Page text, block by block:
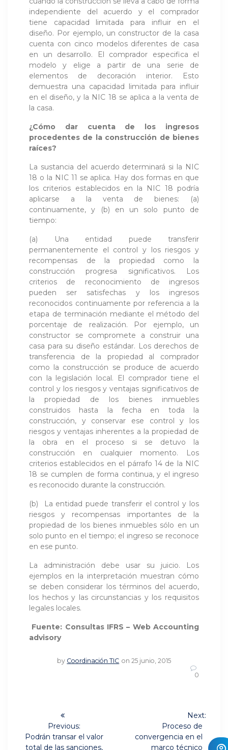
independiente del acuerdo y el comprador
tiene capacidad limitada para influir en el
diseño. Por ejemplo, un constructor de la casa
cuenta con cinco modelos diferentes de casa
en un desarrollo. El comprador especifica el
modelo y elige a partir de una serie de
elementos de decoración interior. Esto
demuestra una capacidad limitada para influir
en el diseño, y la NIC 18 se aplica a la venta de
la casa.
¿Cómo dar cuenta de los ingresos
procedentes de la construcción de bienes
raíces?
La sustancia del acuerdo determinará si la NIC
18 o la NIC 11 se aplica. Hay dos formas en que
los criterios establecidos en la NIC 18 podría
aplicarse a la venta de bienes: (a)
continuamente, y (b) en un solo punto de
tiempo:
(a) Una entidad puede transferir
permanentemente el control y los riesgos y
recompensas de la propiedad como la
construcción progresa significativos. Los
criterios de reconocimiento de ingresos
pueden ser satisfechas y los ingresos
reconocidos continuamente por referencia a la
etapa de terminación mediante el método del
porcentaje de realización. Por ejemplo, un
constructor se compromete a construir una
casa para su diseño estándar. Los derechos de
transferencia de la propiedad al comprador
como la construcción se produce de acuerdo
con la legislación local. El comprador tiene el
control y los riesgos y ventajas significativos de
la propiedad de los bienes inmuebles
construidos hasta la fecha en toda la
construcción, y conservar ese control y los
riesgos y ventajas inherentes a la propiedad de
la obra en el proceso si se detuvo la
construcción en cualquier momento. Los
criterios establecidos en el párrafo 14 de la NIC
18 se cumplen de forma continua, y el ingreso
es reconocido durante la construcción.
(b) La entidad puede transferir el control y los
riesgos y recompensas importantes de la
propiedad de los bienes inmuebles sólo en un
solo punto en el tiempo; el ingreso se reconoce
en ese punto.
La administración debe usar su juicio. Los
ejemplos en la interpretación muestran cómo
se deben considerar los términos del acuerdo,
los hechos y las circunstancias y los requisitos
legales locales.
Fuente: Consultas IFRS – Web Accounting
advisory
by Coordinación TIC on 25 junio, 2015
0
Navegación
Previous:
Previous
post:
Podrán transar el valor
total de las sanciones,
Next:
post:
Proceso de
convergencia en el
marco técnico